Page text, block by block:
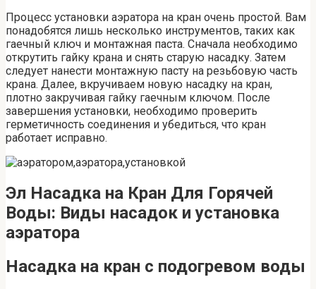
Процесс установки аэратора на кран очень простой. Вам
понадобятся лишь несколько инструментов, таких как
гаечный ключ и монтажная паста. Сначала необходимо
открутить гайку крана и снять старую насадку. Затем
следует нанести монтажную пасту на резьбовую часть
крана. Далее, вкручиваем новую насадку на кран,
плотно закручивая гайку гаечным ключом. После
завершения установки, необходимо проверить
герметичность соединения и убедиться, что кран
работает исправно.
Эл Насадка на Кран Для Горячей
Воды: Виды насадок и установка
аэратора
Насадка на кран с подогревом воды